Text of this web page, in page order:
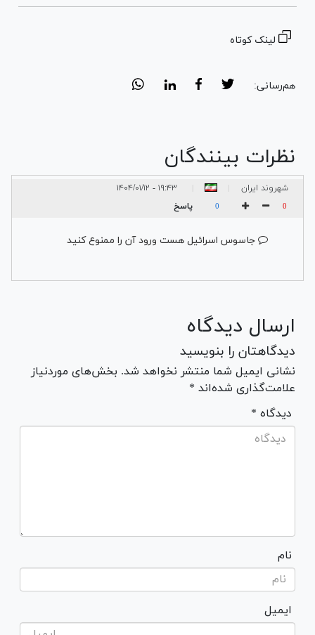
لینک کوتاه
هم‌رسانی:
نظرات بینندگان
شهروند ایران ۱۹:۴۳ - ۱۴۰۴/۰۱/۱۲
0
0 پاسخ
جاسوس اسرائیل هست ورود آن را ممنوع کنید
ارسال دیدگاه
دیدگاهتان را بنویسید
نشانی ایمیل شما منتشر نخواهد شد. بخش‌های موردنیاز
علامت‌گذاری شده‌اند *
* دیدگاه
نام
ایمیل